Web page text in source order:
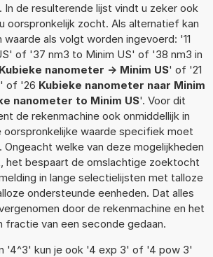
In de resulterende lijst vindt u zeker ook
oorspronkelijk zocht. Als alternatief kan
als volgt worden ingevoerd: '11
of '37 nm3 to Minim US' of '38 nm3 in
Kubieke nanometer -> Minim US' of '21
' of '26 Kubieke nanometer naar Minim
nanometer to Minim US'. Voor dit
de rekenmachine ook onmiddellijk in
oorspronkelijke waarde specifiek moet
welke van deze mogelijkheden
het bespaart de omslachtige zoektocht
in lange selectielijsten met talloze
ondersteunde eenheden. Dat alles
door de rekenmachine en het
fractie van een seconde gedaan.
'4^3' kun je ook '4 exp 3' of '4 pow 3'